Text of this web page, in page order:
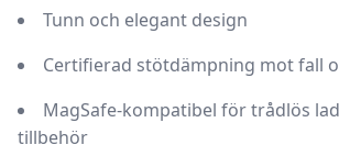
Tunn och elegant design
Certifierad stötdämpning mot fall
MagSafe-kompatibel för trådlös
tillbehör